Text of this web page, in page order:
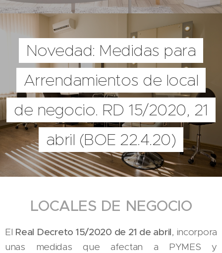
Novedad: Medidas para
Arrendamientos de local
de negocio. RD 15/2020, 21
abril (BOE 22.4.20)
LOCALES DE NEGOCIO
El Real Decreto 15/2020 de 21 de abril, incorpora
unas medidas que afectan a PYMES y